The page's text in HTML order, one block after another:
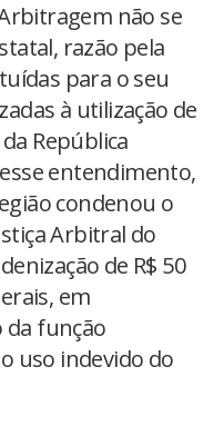
não se
razão pela
para o seu
à utilização de
República
entendimento,
condenou o
Arbitral do
de R$ 50
em
da função
uso indevido do